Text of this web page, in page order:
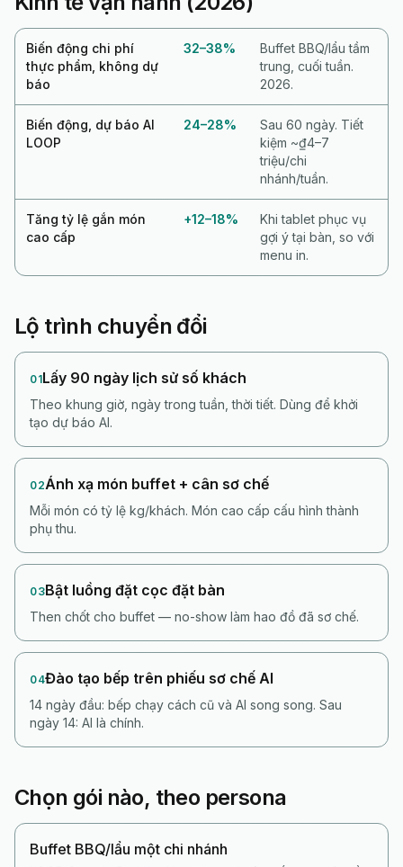
Biến động chi phí
thực phẩm, không dự
báo
32–38%
Buffet BBQ/lẩu tầm
trung, cuối tuần.
2026.
Biến động, dự báo AI
LOOP
24–28%
Sau 60 ngày. Tiết
kiệm ~₫4–7
triệu/chi
nhánh/tuần.
Tăng tỷ lệ gắn món
cao cấp
+12–18%
Khi tablet phục vụ
gợi ý tại bàn, so với
menu in.
Lộ trình chuyển đổi
01Lấy 90 ngày lịch sử số khách
Theo khung giờ, ngày trong tuần, thời tiết. Dùng để khởi
tạo dự báo AI.
02Ánh xạ món buffet + cân sơ chế
Mỗi món có tỷ lệ kg/khách. Món cao cấp cấu hình thành
phụ thu.
03Bật luồng đặt cọc đặt bàn
Then chốt cho buffet — no-show làm hao đồ đã sơ chế.
04Đào tạo bếp trên phiếu sơ chế AI
14 ngày đầu: bếp chạy cách cũ và AI song song. Sau
ngày 14: AI là chính.
Chọn gói nào, theo persona
Buffet BBQ/lẩu một chi nhánh